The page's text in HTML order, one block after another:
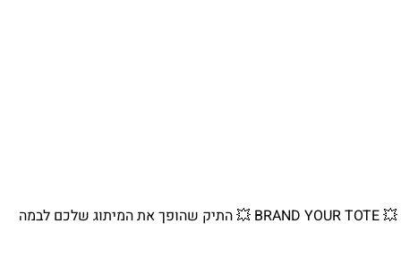
💥 BRAND YOUR TOTE 💥 התיק שהופך את המיתוג שלכם לבמה